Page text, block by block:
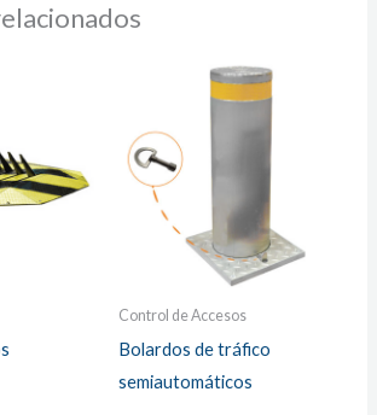
Control de Accesos
Bolardos de tráfico
semiautomáticos